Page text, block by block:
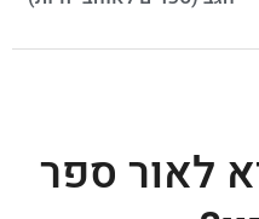
לאור ספר